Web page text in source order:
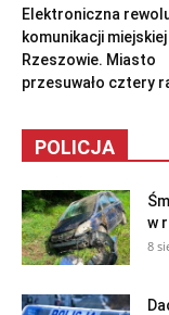
Elektroniczna
komunikacji miejskiej
Rzeszowie. Miasto
przesuwało cztery
POLICJA
w
8